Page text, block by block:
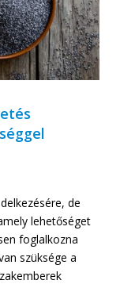
de
lehetőséget
foglalkozna
szüksége a